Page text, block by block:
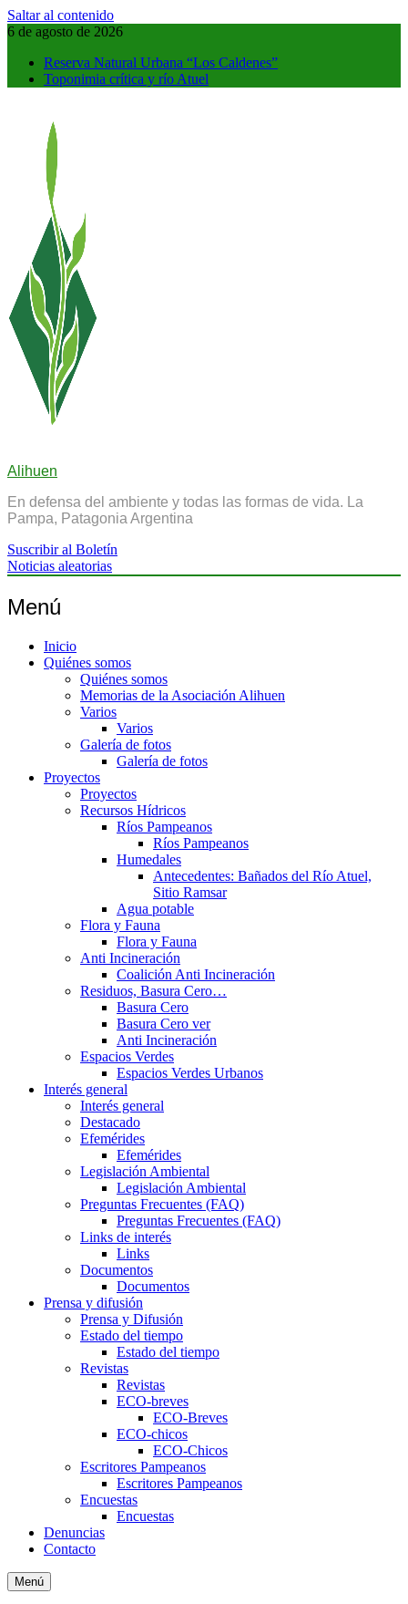
Saltar al contenido
6 de agosto de 2026
Reserva Natural Urbana “Los Caldenes”
Toponimia crítica y río Atuel
Alihuen
En defensa del ambiente y todas las formas de vida. La
Pampa, Patagonia Argentina
Suscribir al Boletín
Noticias aleatorias
Menú
Inicio
Quiénes somos
Quiénes somos
Memorias de la Asociación Alihuen
Varios
Varios
Galería de fotos
Galería de fotos
Proyectos
Proyectos
Recursos Hídricos
Ríos Pampeanos
Ríos Pampeanos
Humedales
Antecedentes: Bañados del Río Atuel,
Sitio Ramsar
Agua potable
Flora y Fauna
Flora y Fauna
Anti Incineración
Coalición Anti Incineración
Residuos, Basura Cero…
Basura Cero
Basura Cero ver
Anti Incineración
Espacios Verdes
Espacios Verdes Urbanos
Interés general
Interés general
Destacado
Efemérides
Efemérides
Legislación Ambiental
Legislación Ambiental
Preguntas Frecuentes (FAQ)
Preguntas Frecuentes (FAQ)
Links de interés
Links
Documentos
Documentos
Prensa y difusión
Prensa y Difusión
Estado del tiempo
Estado del tiempo
Revistas
Revistas
ECO-breves
ECO-Breves
ECO-chicos
ECO-Chicos
Escritores Pampeanos
Escritores Pampeanos
Encuestas
Encuestas
Denuncias
Contacto
Menú